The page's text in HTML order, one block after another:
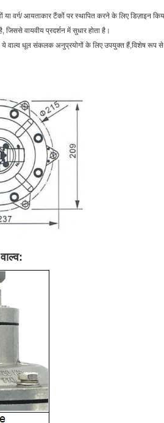
वर्ग/ आयताकार टैंकों पर स्थापित करने के लिए डिज़ाइन
जिससे वायवीय प्रदर्शन में सुधार होता है।
वाल्व धूल संकलक अनुप्रयोगों के लिए उपयुक्त हैं,विशेष रूप से
: